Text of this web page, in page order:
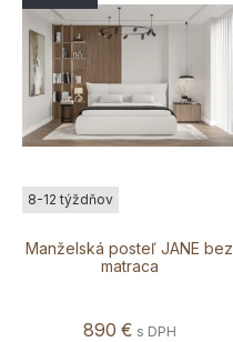
Manželská posteľ JANE bez
matraca
8-12 týždňov
890 € s DPH